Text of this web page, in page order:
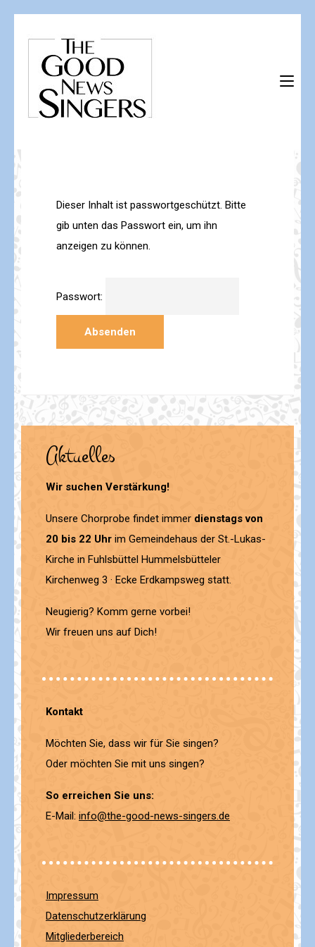
content
The Good News Singers
Dieser Inhalt ist passwortgeschützt. Bitte
gib unten das Passwort ein, um ihn
anzeigen zu können.
Passwort:
Aktuelles
Wir suchen Verstärkung!
Unsere Chorprobe findet immer dienstags von
20 bis 22 Uhr im Gemeindehaus der St.-Lukas-
Kirche in Fuhlsbüttel Hummelsbütteler
Kirchenweg 3 · Ecke Erdkampsweg statt.
Neugierig? Komm gerne vorbei!
Wir freuen uns auf Dich!
Kontakt
Möchten Sie, dass wir für Sie singen?
Oder möchten Sie mit uns singen?
So erreichen Sie uns:
E-Mail: info@the-good-news-singers.de
Impressum
Datenschutzerklärung
Mitgliederbereich